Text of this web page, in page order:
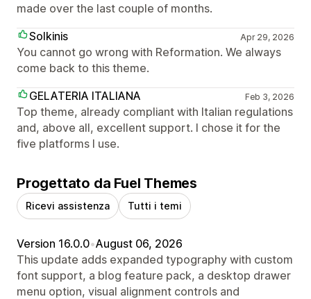
made over the last couple of months.
Solkinis
Apr 29, 2026
You cannot go wrong with Reformation. We always
come back to this theme.
GELATERIA ITALIANA
Feb 3, 2026
Top theme, already compliant with Italian regulations
and, above all, excellent support. I chose it for the
five platforms I use.
Progettato da Fuel Themes
Ricevi assistenza Tutti i temi
Version 16.0.0•August 06, 2026
This update adds expanded typography with custom
font support, a blog feature pack, a desktop drawer
menu option, visual alignment controls and